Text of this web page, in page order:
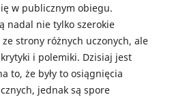
w publicznym obiegu.
nadal nie tylko szerokie
strony różnych uczonych, ale
i polemiki. Dzisiaj jest
to, że były to osiągnięcia
jednak są spore